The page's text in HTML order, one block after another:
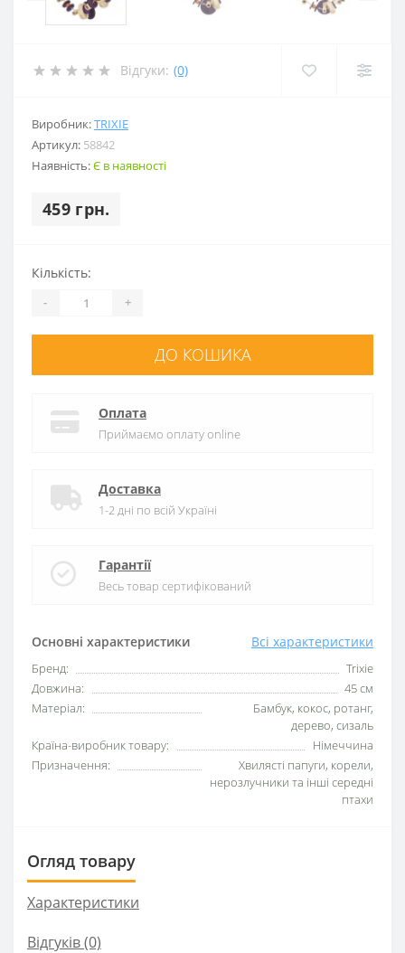
Відгуки: (0)
Виробник:TRIXIE
Артикул: 58842
Наявність:Є в наявності
459 грн.
Основні характеристики Всі характеристики
Бренд:
Trixie
Довжина:
45 см
Матеріал:
Бамбук, кокос, ротанг,
дерево, сизаль
Країна-виробник товару:
Німеччина
Призначення:
Хвилясті папуги, корели,
нерозлучники та інші середні
птахи
Кількість:
- +
ДО КОШИКА
Оплата
Приймаємо оплату online
Доставка
1-2 дні по всій Україні
Гарантії
Весь товар сертифікований
Огляд товару
Характеристики
Відгуків (0)